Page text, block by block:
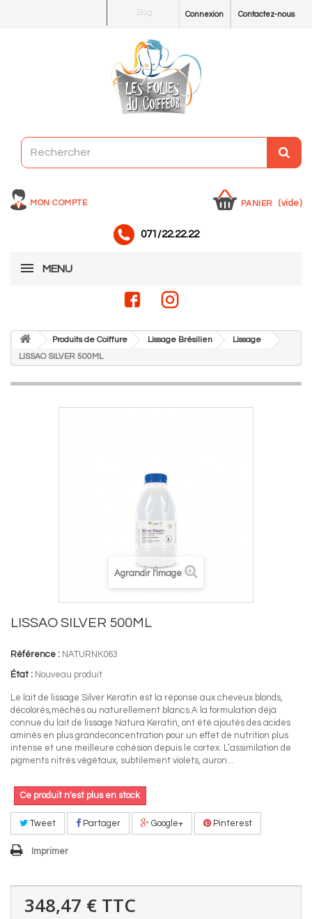
Contactez-nous
Connexion
Blog
MON COMPTE PANIER (vide)
071/22.22.22
MENU
Produits de Coiffure Lissage Brésilien
Lissage
LISSAO SILVER 500ML
Agrandir l'image
LISSAO SILVER 500ML
Référence : NATURNK063
État : Nouveau produit
Le lait de lissage Silver Keratin est la réponse aux cheveux blonds,
décolorés,méchés ou naturellement blancs.A la formulation déjà
connue du lait de lissage Natura Keratin, ont été ajoutés des acides
aminés en plus grandeconcentration pour un effet de nutrition plus
intense et une meilleure cohésion depuis le cortex. L’assimilation de
pigments nitrés végétaux, subtilement violets, auron...
Ce produit n'est plus en stock
Tweet Partager Google+ Pinterest
Imprimer
348,47 € TTC